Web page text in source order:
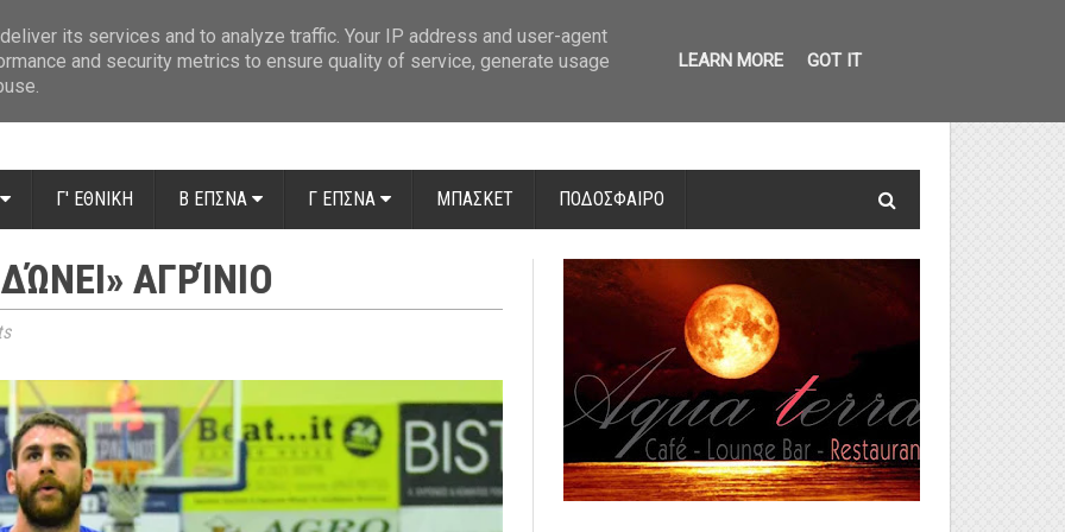
Γ' ΕΘΝΙΚΗ Β ΕΠΣΝΑ Γ ΕΠΣΝΑ ΜΠΑΣΚΕΤ ΠΟΔΟΣΦΑΙΡΟ
ΑΓΡΊΝΙΟ
its services and to analyze traffic. Your IP address and user-agent
and security metrics to ensure quality of service, generate usage
LEARN MORE GOT IT